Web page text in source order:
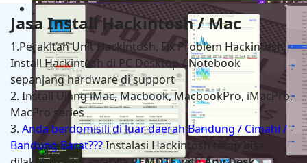
Adobe Photoshop 2025 v26.11
Jasa Install Hackintosh / Mac
1.Perakitan Unit Hackintosh, Fix Problem Hackintosh,
Install Hackintosh di PC Desktop / Notebook
sepanjang hardware di support
2. Install Ulang iMac, Macbook, MacbookPro, iMacPro,
MacPro series
3. Anda berdomisili di luar daerah Bandung / Cimahi /
Bandung Barat???Instalasi Hackintosh tetap bisa